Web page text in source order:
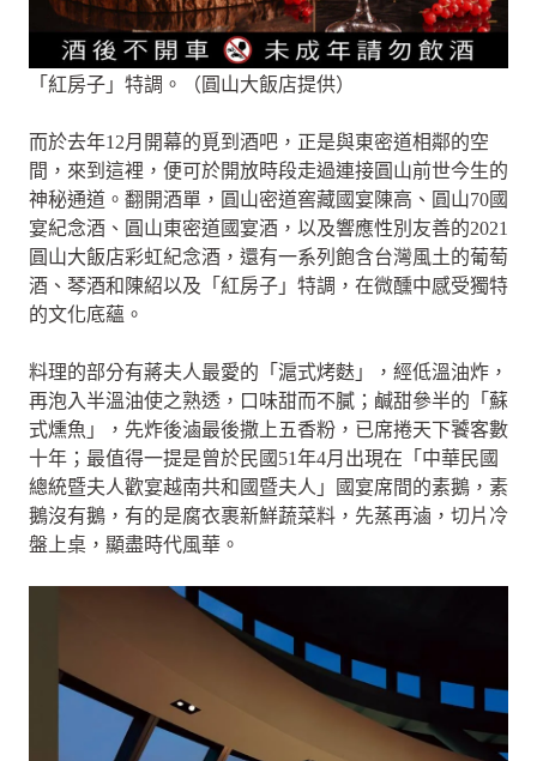
「紅房子」特調。（圓山大飯店提供）
而於去年12月開幕的覓到酒吧，正是與東密道相鄰的空
間，來到這裡，便可於開放時段走過連接圓山前世今生的
神秘通道。翻開酒單，圓山密道窖藏國宴陳高、圓山70國
宴紀念酒、圓山東密道國宴酒，以及響應性別友善的2021
圓山大飯店彩虹紀念酒，還有一系列飽含台灣風土的葡萄
酒、琴酒和陳紹以及「紅房子」特調，在微醺中感受獨特
的文化底蘊。
料理的部分有蔣夫人最愛的「滬式烤麩」，經低溫油炸，
再泡入半溫油使之熟透，口味甜而不膩；鹹甜參半的「蘇
式燻魚」，先炸後滷最後撒上五香粉，已席捲天下饕客數
十年；最值得一提是曾於民國51年4月出現在「中華民國
總統暨夫人歡宴越南共和國暨夫人」國宴席間的素鵝，素
鵝沒有鵝，有的是腐衣裹新鮮蔬菜料，先蒸再滷，切片冷
盤上桌，顯盡時代風華。